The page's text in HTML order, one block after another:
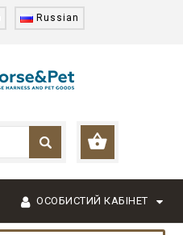
Russian
ОСОБИСТИЙ КАБІНЕТ